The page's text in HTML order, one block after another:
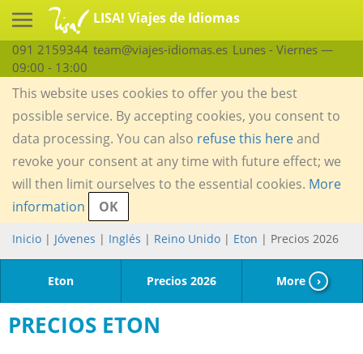
LISA! Viajes de Idiomas
091 2159344 team@viajes-idiomas.es Lunes - Viernes —
09:00 - 13:00
This website uses cookies to offer you the best
possible service. By accepting cookies, you consent to
data processing. You can also refuse this hereand
revoke your consent at any time with future effect; we
will then limit ourselves to the essential cookies. More
information
OK
Inicio | Jóvenes | Inglés | Reino Unido | Eton | Precios 2026
Eton Precios 2026 More ›
PRECIOS ETON